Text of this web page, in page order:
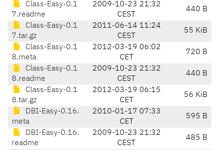
Class-Easy-0.1
7.readme
2009-10-23 21:32
CEST
440 B
Class-Easy-0.1
7.tar.gz
2011-06-14 11:24
CEST
55 KiB
Class-Easy-0.1
8.meta
2012-03-19 06:02
CET
720 B
Class-Easy-0.1
8.readme
2009-10-23 21:32
CEST
440 B
Class-Easy-0.1
8.tar.gz
2012-03-19 06:15
CET
56 KiB
DBI-Easy-0.16.
meta
2010-01-17 07:33
CET
595 B
DBI-Easy-0.16.
readme
2009-10-23 21:32
CEST
485 B